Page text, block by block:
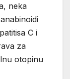
neka
C i
za
otopinu